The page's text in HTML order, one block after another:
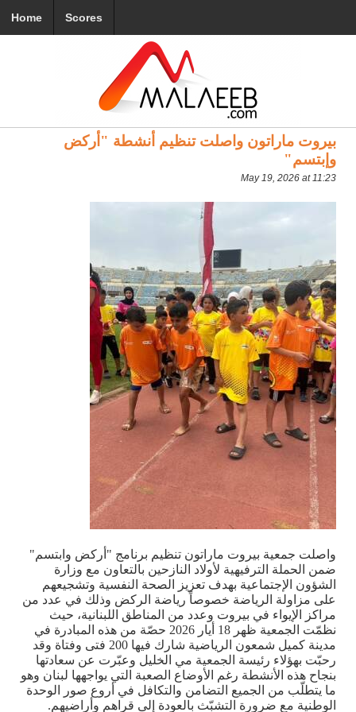
Home Scores
بيروت ماراتون واصلت تنظيم أنشطة "أركض
وإبتسم"
May 19, 2026 at 11:23
واصلت جمعية بيروت ماراتون تنظيم برنامج "أركض وابتسم"
ضمن الحملة الترفيهية لأولاد النازحين بالتعاون مع وزارة
الشؤون الإجتماعية بهدف تعزيز الصحة النفسية وتشجيعهم
على مزاولة الرياضة خصوصاً رياضة الركض وذلك في عدد من
مراكز الإيواء في بيروت وعدد من المناطق اللبنانية، حيث
نظمّت الجمعية ظهر 18 أيار 2026 حصّة من هذه المبادرة في
مدينة كميل شمعون الرياضية شارك فيها 200 فتى وفتاة وقد
رحبّت بهؤلاء رئيسة الجمعية مي الخليل وعبّرت عن سعادتها
بنجاح هذه الأنشطة رغم الأوضاع الصعبة التي يواجهها لبنان وهو
ما يتطلّب من الجميع التضامن والتكافل في أروع صور الوحدة
الوطنية مع ضرورة التشبّث بالعودة إلى قراهم وأراضيهم.